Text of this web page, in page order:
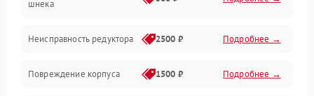
шнека
Неисправность редуктора 2500 ₽ Подробнее →
Повреждение корпуса 1500 ₽ Подробнее →